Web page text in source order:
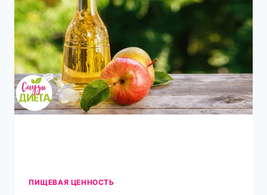
ЗДОРОВЬЯ
ПИЩЕВАЯ ЦЕННОСТЬ